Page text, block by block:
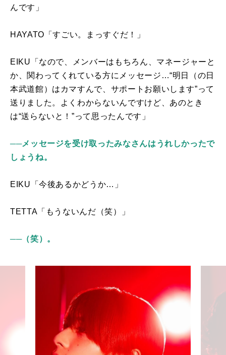
んです」
HAYATO「すごい。まっすぐだ！」
EIKU「なので、メンバーはもちろん、マネージャーと
か、関わってくれている方にメッセージ…“明日（の日
本武道館）はカマすんで、サポートお願いします”って
送りました。よくわからないんですけど、あのとき
は“送らないと！”って思ったんです」
──メッセージを受け取ったみなさんはうれしかったで
しょうね。
EIKU「今後あるかどうか…」
TETTA「もうないんだ（笑）」
──（笑）。